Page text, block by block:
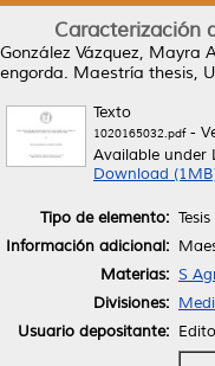
Caracterización
González Vázquez, Mayra
engorda. Maestría thesis,
Texto
1020165032.pdf-
Available under
Download
Tipo de elemento:
Información adicional:
Materias: S
Divisiones:
Usuario depositante: